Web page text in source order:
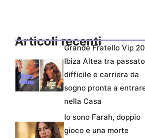
Articoli recenti
Grande Fratello Vip
Ibiza Altea tra passato
difficile e carriera da
sogno pronta a
nella Casa
Io sono Farah, doppio
gioco e una morte